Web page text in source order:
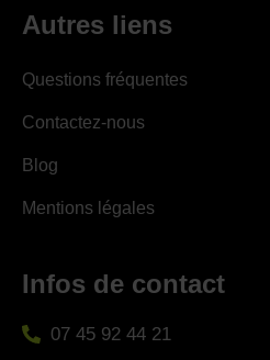
Autres liens
Questions fréquentes
Contactez-nous
Blog
Mentions légales
Infos de contact
07 45 92 44 21